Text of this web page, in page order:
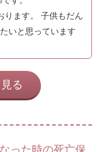
ります。 子供もだん
いと思っています
る
った時の死亡保